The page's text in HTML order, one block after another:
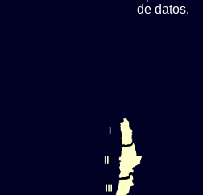
de datos.